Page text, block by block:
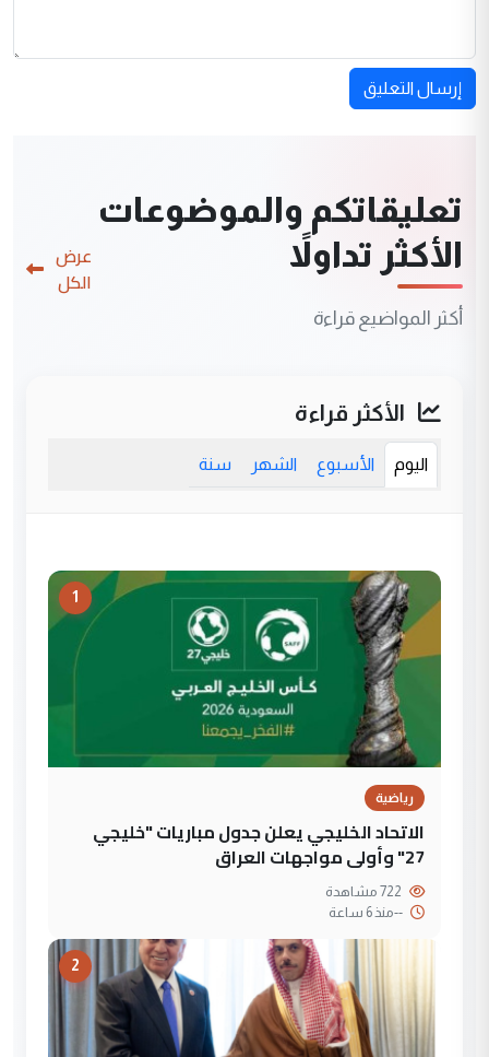
إرسال التعليق
تعليقاتكم والموضوعات
الأكثر تداولاً
أكثر المواضيع قراءة
عرض
الكل
الأكثر قراءة
اليوم الأسبوع الشهر سنة
1
رياضية
الاتحاد الخليجي يعلن جدول مباريات "خليجي
27" وأولى مواجهات العراق
--منذ 6 ساعة
2